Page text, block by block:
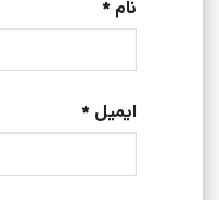
نام *
ایمیل *